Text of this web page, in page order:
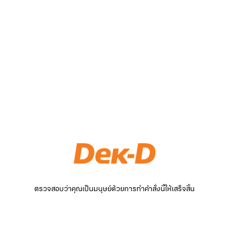
ตรวจสอบว่าคุณเป็นมนุษย์ด้วยการทำคำสั่งนี้ให้เสร็จสิ้น